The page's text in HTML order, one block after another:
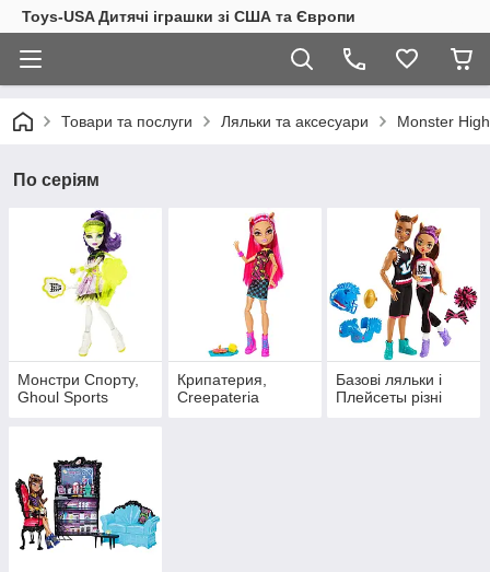
Toys-USA Дитячі іграшки зі США та Європи
Товари та послуги Ляльки та аксесуари Monster High
По серіям
Монстри Спорту,
Ghoul Sports
Крипатерия,
Creepateria
Базові ляльки і
Плейсеты різні